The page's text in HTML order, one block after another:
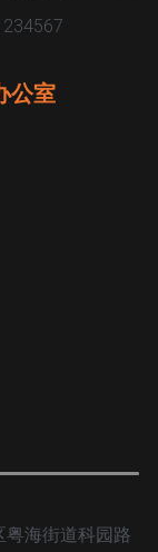
公室
粤海街道科园路